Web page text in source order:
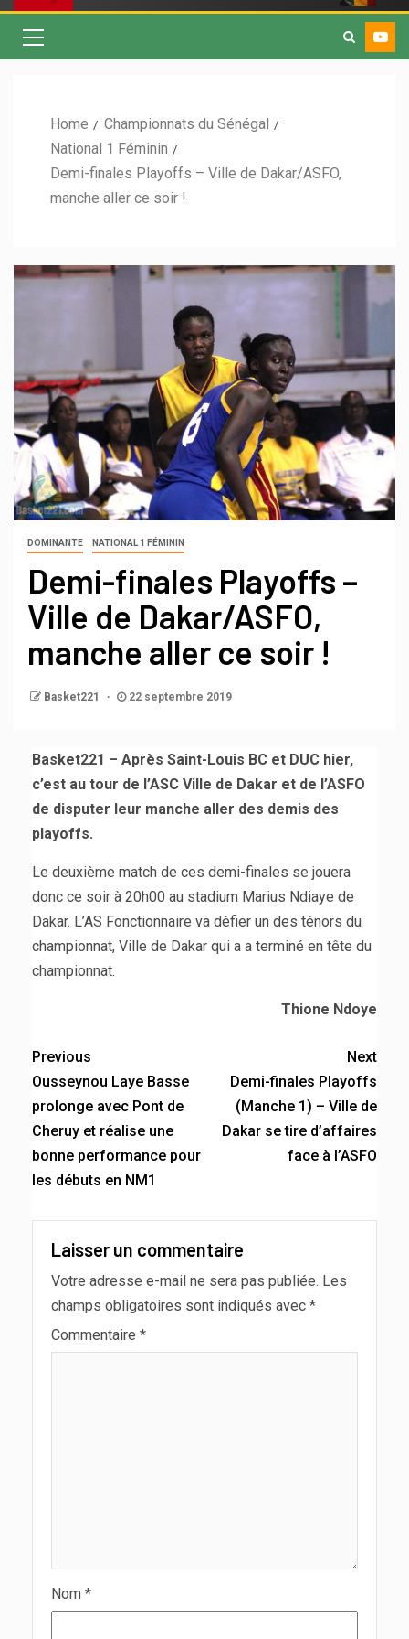
Home
Championnats du Sénégal
National 1 Féminin
Demi-finales Playoffs – Ville de Dakar/ASFO,
manche aller ce soir !
DOMINANTE NATIONAL 1 FÉMININ
Demi-finales Playoffs –
Ville de Dakar/ASFO,
manche aller ce soir !
Basket221 22 septembre 2019
Basket221 – Après Saint-Louis BC et DUC hier,
c’est au tour de l’ASC Ville de Dakar et de l’ASFO
de disputer leur manche aller des demis des
playoffs.
Le deuxième match de ces demi-finales se jouera
donc ce soir à 20h00 au stadium Marius Ndiaye de
Dakar. L’AS Fonctionnaire va défier un des ténors du
championnat, Ville de Dakar qui a a terminé en tête du
championnat.
Thione Ndoye
Previous
Ousseynou Laye Basse
prolonge avec Pont de
Cheruy et réalise une
bonne performance pour
les débuts en NM1
Next
Demi-finales Playoffs
(Manche 1) – Ville de
Dakar se tire d’affaires
face à l’ASFO
Laisser un commentaire
Votre adresse e-mail ne sera pas publiée. Les
champs obligatoires sont indiqués avec *
Commentaire *
Nom *